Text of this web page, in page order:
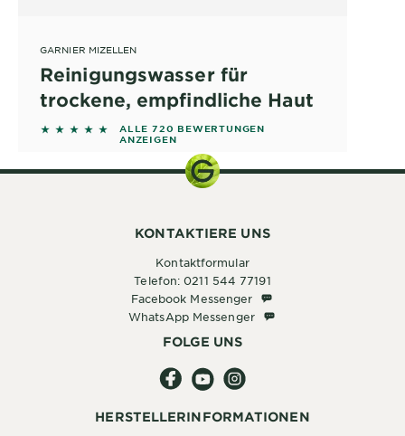
GARNIER MIZELLEN
Reinigungswasser für
trockene, empfindliche Haut
4.7639 out of 5 stars based on reviews
ALLE 720 BEWERTUNGEN
ANZEIGEN
KONTAKTIERE UNS
Kontaktformular
Telefon: 0211 544 77191
Facebook Messenger Facebook Messenger
WhatsApp MessengerWhatsApp Messenger
FOLGE UNS
HERSTELLERINFORMATIONEN